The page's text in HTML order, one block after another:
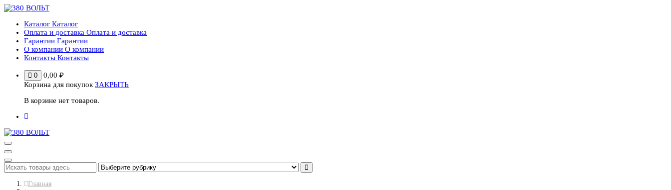
Перейти
содержимому
Каталог Каталог
Оплата и доставка Оплата и доставка
Гарантии Гарантии
О компании О компании
Контакты Контакты
0 0,00 ₽
Корзина для покупок ЗАКРЫТЬ
В корзине нет товаров.
Главная